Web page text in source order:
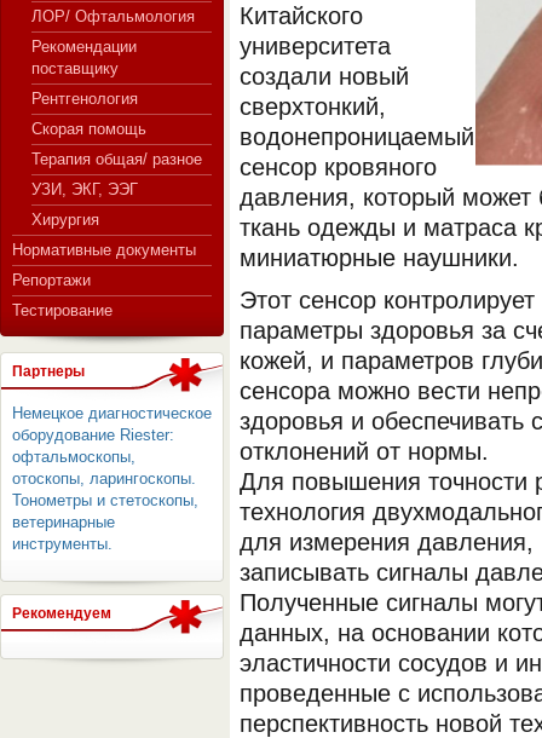
СЕРВЕР МЕДИЦИНСКОГО
ЛОР/ Офтальмология
Рекомендации
поставщику
Рентгенология
Скорая помощь
Терапия общая/ разное
УЗИ, ЭКГ, ЭЭГ
Хирургия
Нормативные документы
Репортажи
Тестирование
Партнеры
Немецкое диагностическое
оборудование Riester:
офтальмоскопы,
отоскопы, ларингоскопы.
Тонометры и стетоскопы,
ветеринарные
инструменты.
Рекомендуем
Китайского
университета
создали новый
сверхтонкий,
водонепроницаемый
сенсор кровяного
давления, который может
ткань одежды и матраса
миниатюрные наушники.
Этот сенсор
параметры здоровья за
кожей, и параметров
сенсора можно вести
здоровья и обеспечивать
отклонений от нормы.
Для повышения точности
технология
для измерения давления,
записывать сигналы
Полученные сигналы
данных, на основании
эластичности сосудов и
проведенные с
перспективность новой